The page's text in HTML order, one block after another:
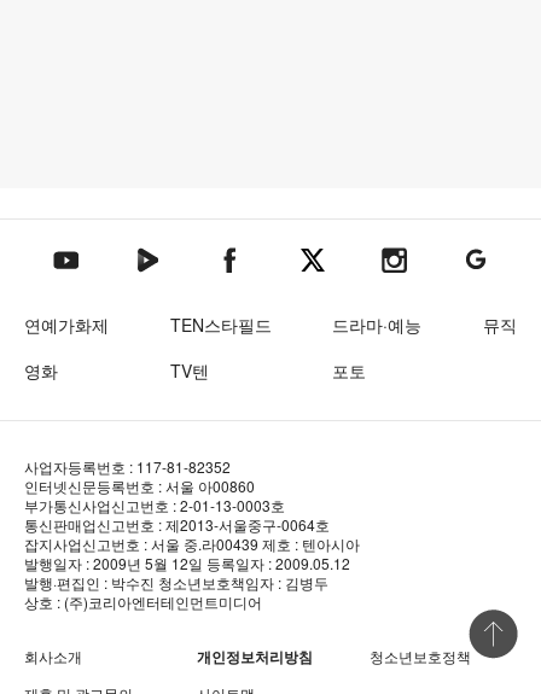
텐아시아 유튜브텐아시아 네이버TV텐아시아 페이스북텐아시아 엑스텐아시아 인스타그램
텐아시아
연예가화제 TEN스타필드 드라마·예능
뮤직
영화
TV텐 포토
사업자등록번호 : 117-81-82352
인터넷신문등록번호 : 서울 아00860
부가통신사업신고번호 : 2-01-13-0003호
통신판매업신고번호 : 제2013-서울중구-0064호
잡지사업신고번호 : 서울 중.라00439 제호 : 텐아시아
발행일자 : 2009년 5월 12일 등록일자 : 2009.05.12
발행·편집인 : 박수진 청소년보호책임자 : 김병두
상호 : (주)코리아엔터테인먼트미디어
회사소개 개인정보처리방침
청소년보호정책
상단 바로